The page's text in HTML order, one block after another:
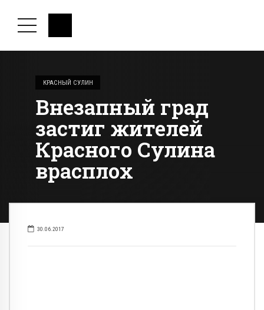
КРАСНЫЙ СУЛИН
Внезапный град
застиг жителей
Красного Сулина
врасплох
30.06.2017